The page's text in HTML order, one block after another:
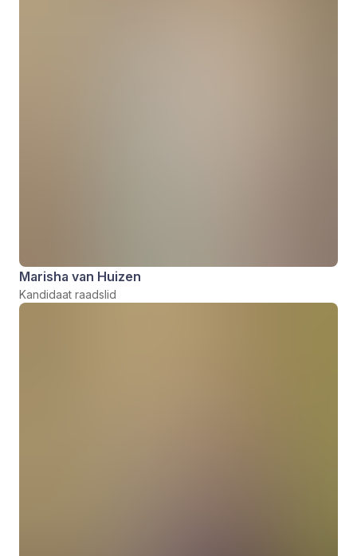
Marisha van Huizen
Kandidaat raadslid